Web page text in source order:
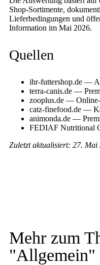
Shop-Sortimente,
Lieferbedingungen und
Information im Mai 2026.
Quellen
ihr-futtershop.de —
terra-canis.de —
zooplus.de —
catz-finefood.de —
animonda.de —
FEDIAF Nutritional
Zuletzt aktualisiert: 27. Mai
Mehr zum
"Allgemein"